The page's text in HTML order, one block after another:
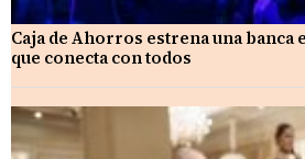
Caja de Ahorros estrena una
que conecta con todos